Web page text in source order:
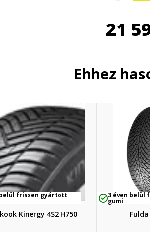
21
Ehhez
frissen gyártott
Kinergy 4S2 H750
3 éven belül
gumi